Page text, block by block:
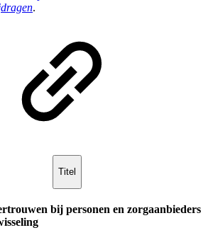
.
Titel
bij personen en zorgaanbieders